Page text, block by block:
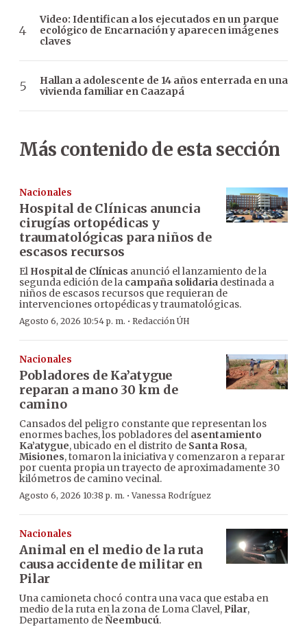
Video: Identifican a los ejecutados en un parque
ecológico de Encarnación y aparecen imágenes
claves
Hallan a adolescente de 14 años enterrada en una
vivienda familiar en Caazapá
Más contenido de esta sección
Nacionales
Hospital de Clínicas anuncia
cirugías ortopédicas y
traumatológicas para niños de
escasos recursos
El Hospital de Clínicas anunció el lanzamiento de la
segunda edición de la campaña solidaria destinada a
niños de escasos recursos que requieran de
intervenciones ortopédicas y traumatológicas.
Agosto 6, 2026 10:54 p. m. · Redacción ÚH
Nacionales
Pobladores de Ka’atygue
reparan a mano 30 km de
camino
Cansados del peligro constante que representan los
enormes baches, los pobladores del asentamiento
Ka’atygue, ubicado en el distrito de Santa Rosa,
Misiones, tomaron la iniciativa y comenzaron a reparar
por cuenta propia un trayecto de aproximadamente 30
kilómetros de camino vecinal.
Agosto 6, 2026 10:38 p. m. ·Vanessa Rodríguez
Nacionales
Animal en el medio de la ruta
causa accidente de militar en
Pilar
Una camioneta chocó contra una vaca que estaba en
medio de la ruta en la zona de Loma Clavel, Pilar,
Departamento deÑeembucú.